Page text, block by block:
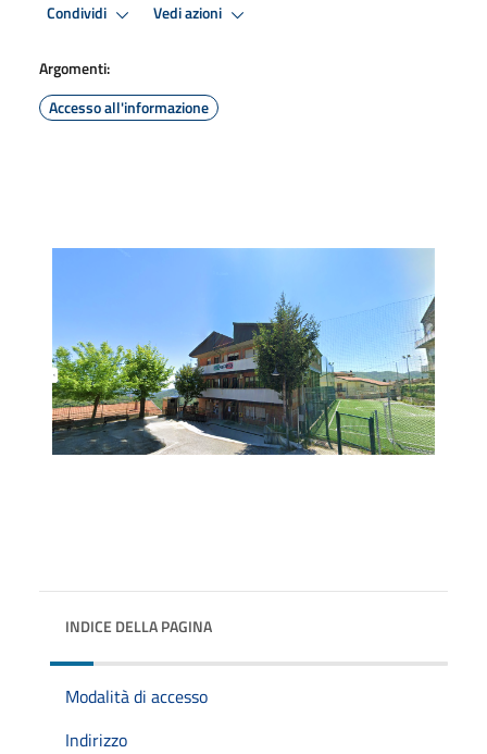
Condividi Vedi azioni
Argomenti:
Accesso all'informazione
INDICE DELLA PAGINA
Modalità di accesso
Indirizzo